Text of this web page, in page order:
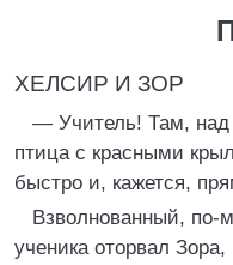
ХЕЛСИР И ЗОР
— Учитель! Там, над
птица с красными
быстро и, кажется,
Взволнованный, по-
ученика оторвал